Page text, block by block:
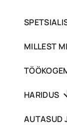
MILLEST
HARIDUS
AUTASUD